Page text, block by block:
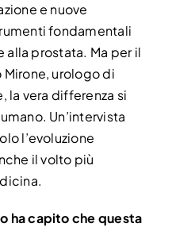
CHI SIAMO
CONTATTI
e nuove
fondamentali
alla prostata. Ma per il
urologo di
la vera differenza si
Un’intervista
l’evoluzione
il volto più
ha capito che questa